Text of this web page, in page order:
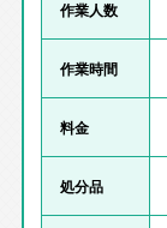
作業人数
作業時間
料金
処分品